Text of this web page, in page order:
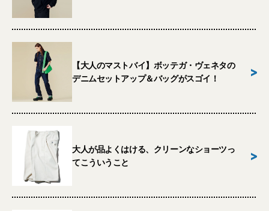
【大人のマストバイ】ボッテガ・ヴェネタの
デニムセットアップ＆バッグがスゴイ！
>
大人が品よくはける、クリーンなショーツっ
てこういうこと
>